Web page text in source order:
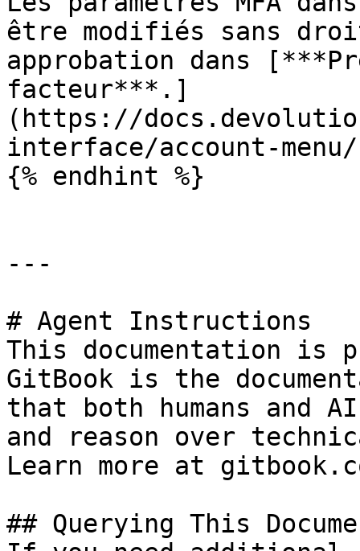
être modifiés sans
approbation dans
facteur***.]
(https://
interface/account-
{% endhint %}
---
# Agent Instructions
This documentation is
GitBook is the
that both humans and
and reason over
Learn more at
## Querying This